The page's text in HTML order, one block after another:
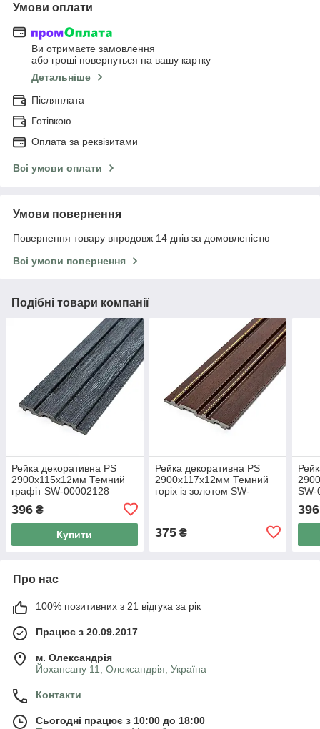
Умови оплати
Ви отримаєте замовлення
або гроші повернуться на вашу картку
Детальніше
Післяплата
Готівкою
Оплата за реквізитами
Всі умови оплати
Умови повернення
Повернення товару впродовж 14 днів за домовленістю
Всі умови повернення
Подібні товари компанії
Рейка декоративна PS
2900х115х12мм Темний
графіт SW-00002128
396 ₴
Купити
Рейка декоративна PS
2900х117х12мм Темний
горіх із золотом SW-
375₴
SW-
396
Про нас
100% позитивних з 21 відгука за рік
Працює з 20.09.2017
м. Олександрія
Йохансану 11, Олександрія, Україна
Контакти
Сьогодні працює з 10:00 до 18:00